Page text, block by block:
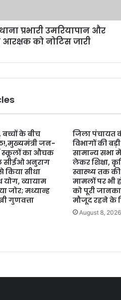
प्रभारी उमरियापान और
आरक्षक को नोटिस जारी
के बीच
जन-
स्कूलों का औचक
सीईओ अनुराग
से किया सीधा
योग, व्यायाम
जोर; मध्यान्ह
गुणवत्ता
जिला पंचायत
विभागों की
सामान्य सभा
लेकर शिक्षा,
स्वास्थ्य तक की
मामलों पर भी
को पूरी
मौजूद रहने के
August 8, 2026